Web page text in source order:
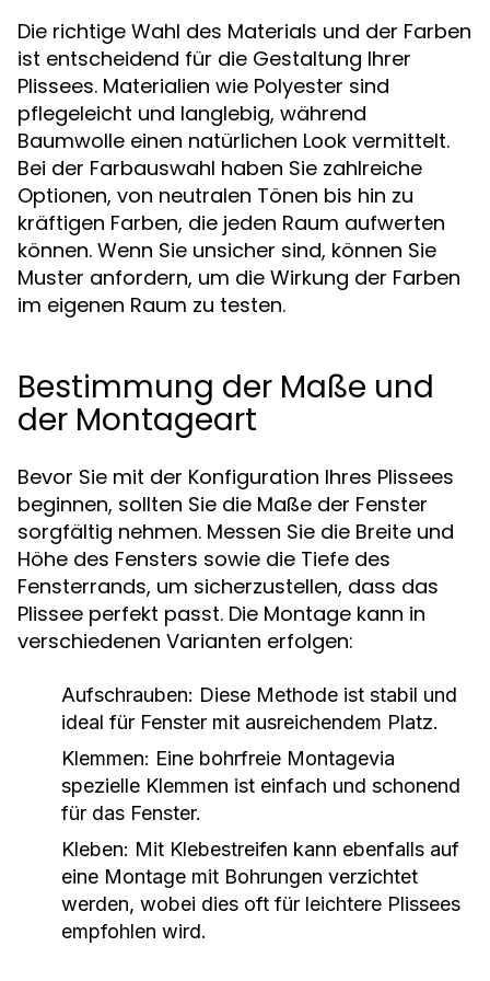
Die richtige Wahl des Materials und der Farben
ist entscheidend für die Gestaltung Ihrer
Plissees. Materialien wie Polyester sind
pflegeleicht und langlebig, während
Baumwolle einen natürlichen Look vermittelt.
Bei der Farbauswahl haben Sie zahlreiche
Optionen, von neutralen Tönen bis hin zu
kräftigen Farben, die jeden Raum aufwerten
können. Wenn Sie unsicher sind, können Sie
Muster anfordern, um die Wirkung der Farben
im eigenen Raum zu testen.
Bestimmung der Maße und
der Montageart
Bevor Sie mit der Konfiguration Ihres Plissees
beginnen, sollten Sie die Maße der Fenster
sorgfältig nehmen. Messen Sie die Breite und
Höhe des Fensters sowie die Tiefe des
Fensterrands, um sicherzustellen, dass das
Plissee perfekt passt. Die Montage kann in
verschiedenen Varianten erfolgen:
Aufschrauben: Diese Methode ist stabil und
ideal für Fenster mit ausreichendem Platz.
Klemmen: Eine bohrfreie Montagevia
spezielle Klemmen ist einfach und schonend
für das Fenster.
Kleben: Mit Klebestreifen kann ebenfalls auf
eine Montage mit Bohrungen verzichtet
werden, wobei dies oft für leichtere Plissees
empfohlen wird.